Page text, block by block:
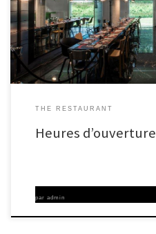
Samedi 18:30 – 22:00 Dimanche Fermé
THE RESTAURANT
Heures d’ouverture
par admin